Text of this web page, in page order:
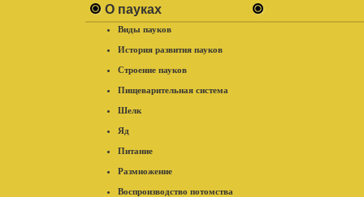
О пауках
Виды пауков
История развития пауков
Строение пауков
Пищеварительная система
Шелк
Яд
Питание
Размножение
Воспроизводство потомства